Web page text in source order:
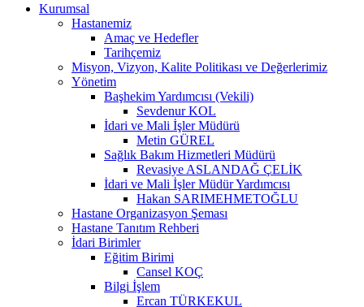
Kurumsal
Hastanemiz
Amaç ve Hedefler
Tarihçemiz
Misyon, Vizyon, Kalite Politikası ve Değerlerimiz
Yönetim
Başhekim Yardımcısı (Vekili)
Sevdenur KOL
İdari ve Mali İşler Müdürü
Metin GÜREL
Sağlık Bakım Hizmetleri Müdürü
Revasiye ASLANDAĞ ÇELİK
İdari ve Mali İşler Müdür Yardımcısı
Hakan SARIMEHMETOĞLU
Hastane Organizasyon Şeması
Hastane Tanıtım Rehberi
İdari Birimler
Eğitim Birimi
Cansel KOÇ
Bilgi İşlem
Ercan TÜRKEKUL